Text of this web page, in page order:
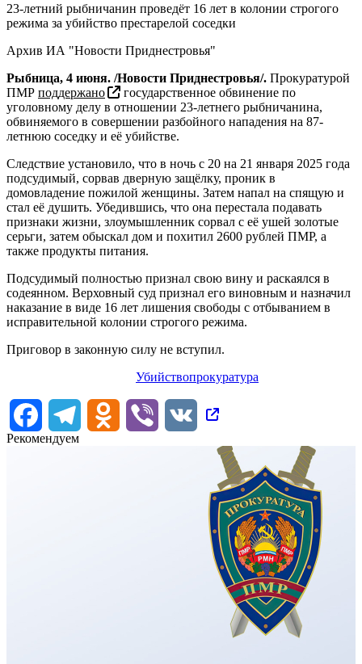
23-летний рыбничанин проведёт 16 лет в колонии строгого
режима за убийство престарелой соседки
Архив ИА "Новости Приднестровья"
Рыбница, 4 июня. /Новости Приднестровья/. Прокуратурой
ПМР поддержано
государственное обвинение по
уголовному делу в отношении 23-летнего рыбничанина,
обвиняемого в совершении разбойного нападения на 87-
летнюю соседку и её убийстве.
Следствие установило, что в ночь с 20 на 21 января 2025 года
подсудимый, сорвав дверную защёлку, проник в
домовладение пожилой женщины. Затем напал на спящую и
стал её душить. Убедившись, что она перестала подавать
признаки жизни, злоумышленник сорвал с её ушей золотые
серьги, затем обыскал дом и похитил 2600 рублей ПМР, а
также продукты питания.
Подсудимый полностью признал свою вину и раскаялся в
содеянном. Верховный суд признал его виновным и назначил
наказание в виде 16 лет лишения свободы с отбыванием в
исправительной колонии строгого режима.
Приговор в законную силу не вступил.
Убийствопрокуратура
FacebookTelegram Odnoklassniki
Viber
VK
Рекомендуем